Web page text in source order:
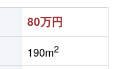
80万円
190m2